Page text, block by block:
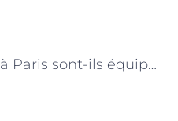
Les plombiers à Paris sont-ils équipés pour les urgences ?